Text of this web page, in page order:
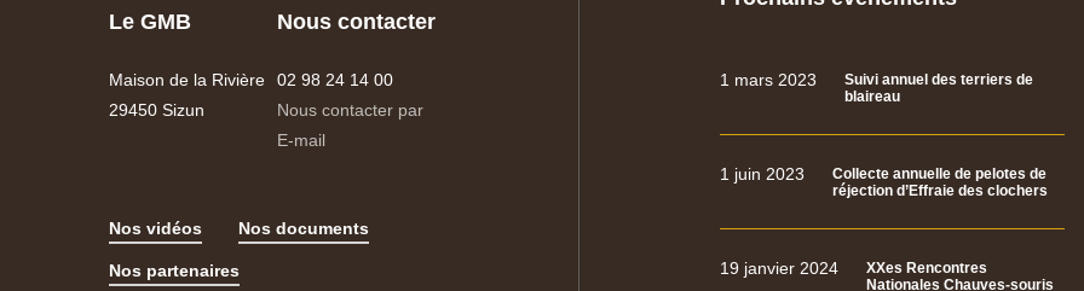
Le GMB
Maison de la Rivière
29450 Sizun
Nous contacter
02 98 24 14 00
Nous contacter par
E-mail
Nos vidéos Nos documents
Nos partenaires
1 mars 2023
Suivi annuel des terriers de
blaireau
1 juin 2023
Collecte annuelle de pelotes de
réjection d’Effraie des clochers
19 janvier 2024
XXes Rencontres
Nationales Chauves-souris